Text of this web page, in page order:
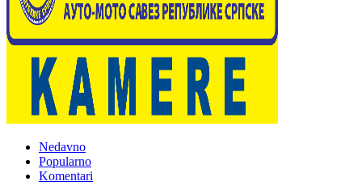
Nedavno
Popularno
Komentari